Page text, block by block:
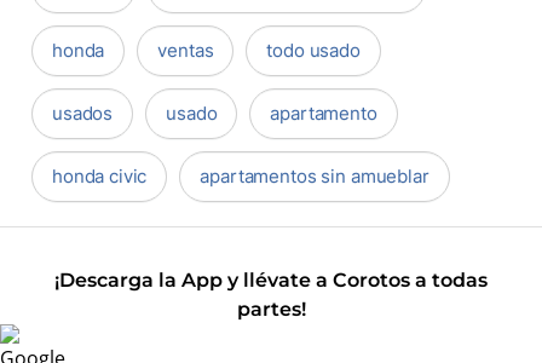
honda ventas todo usado
usados usado apartamento
honda civic apartamentos sin amueblar
¡Descarga la App y llévate a Corotos a todas
partes!